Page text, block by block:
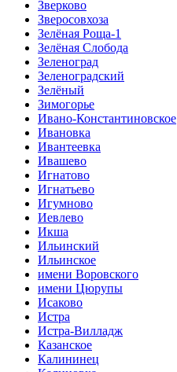
Зверково
Зверосовхоза
Зелёная Роща-1
Зелёная Слобода
Зеленоград
Зеленоградский
Зелёный
Зимогорье
Ивано-Константиновское
Ивановка
Ивантеевка
Ивашево
Игнатово
Игнатьево
Игумново
Иевлево
Икша
Ильинский
Ильинское
имени Воровского
имени Цюрупы
Исаково
Истра
Истра-Вилладж
Казанское
Калининец